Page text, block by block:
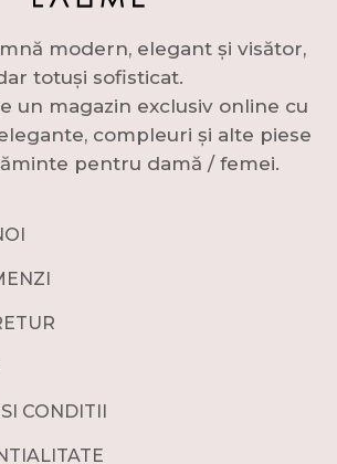
modern, elegant și visător,
totuși sofisticat.
un magazin exclusiv online cu
compleuri și alte piese
pentru damă / femei.
CONDITII